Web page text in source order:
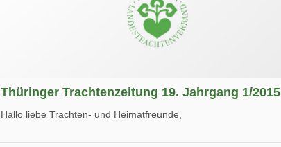
Thüringer Trachtenzeitung 19. Jahrgang 1/2015
Hallo liebe Trachten- und Heimatfreunde,